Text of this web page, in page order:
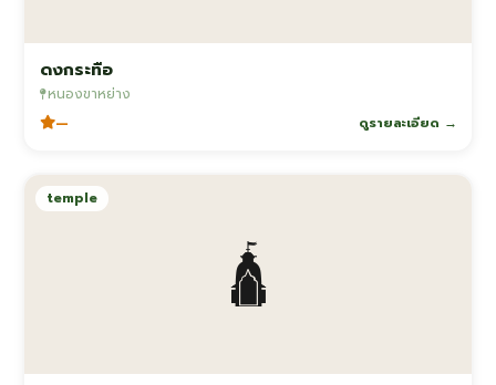
ดงกระทือ
หนองขาหย่าง
— ดูรายละเอียด →
🛕
temple